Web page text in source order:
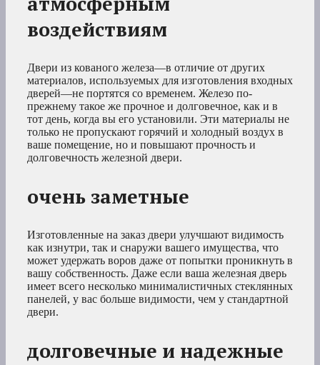
воздействиям
Двери из кованого железа—в отличие от других
материалов, используемых для изготовления входных
дверей—не портятся со временем. Железо по-
прежнему такое же прочное и долговечное, как и в
тот день, когда вы его установили. Эти материалы не
только не пропускают горячий и холодный воздух в
ваше помещение, но и повышают прочность и
долговечность железной двери.
очень заметные
Изготовленные на заказ двери улучшают видимость
как изнутри, так и снаружи вашего имущества, что
может удержать воров даже от попытки проникнуть в
вашу собственность. Даже если ваша железная дверь
имеет всего несколько минималистичных стеклянных
панелей, у вас больше видимости, чем у стандартной
двери.
долговечные и надежные